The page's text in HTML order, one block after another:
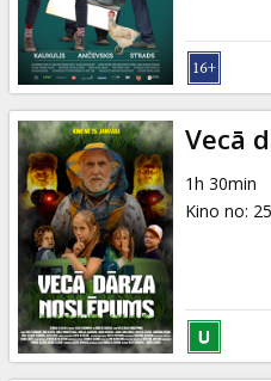
Vecā
1h 30min
Kino no: